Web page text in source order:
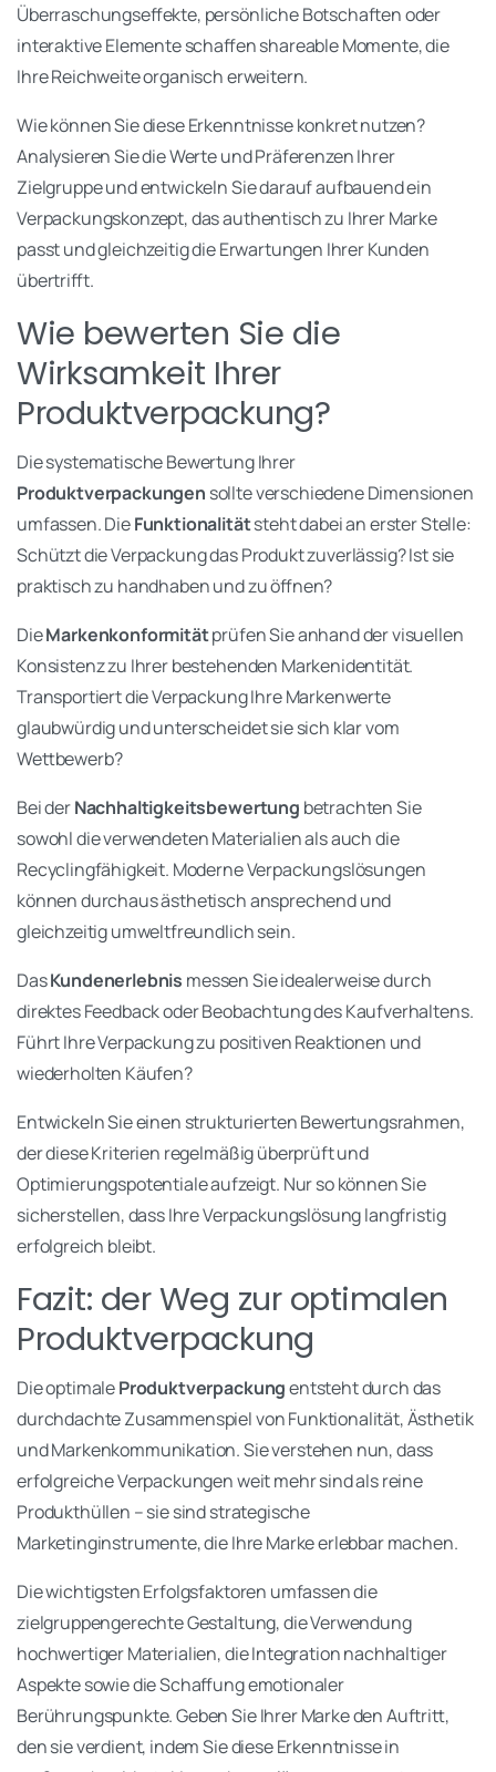
Überraschungseffekte, persönliche Botschaften oder
interaktive Elemente schaffen shareable Momente, die
Ihre Reichweite organisch erweitern.
Wie können Sie diese Erkenntnisse konkret nutzen?
Analysieren Sie die Werte und Präferenzen Ihrer
Zielgruppe und entwickeln Sie darauf aufbauend ein
Verpackungskonzept, das authentisch zu Ihrer Marke
passt und gleichzeitig die Erwartungen Ihrer Kunden
übertrifft.
Wie bewerten Sie die
Wirksamkeit Ihrer
Produktverpackung?
Die systematische Bewertung Ihrer
Produktverpackungen sollte verschiedene Dimensionen
umfassen. DieFunktionalitätsteht dabei an erster Stelle:
Schützt die Verpackung das Produkt zuverlässig? Ist sie
praktisch zu handhaben und zu öffnen?
DieMarkenkonformitätprüfen Sie anhand der visuellen
Konsistenz zu Ihrer bestehenden Markenidentität.
Transportiert die Verpackung Ihre Markenwerte
glaubwürdig und unterscheidet sie sich klar vom
Wettbewerb?
Bei derNachhaltigkeitsbewertung betrachten Sie
sowohl die verwendeten Materialien als auch die
Recyclingfähigkeit. Moderne Verpackungslösungen
können durchaus ästhetisch ansprechend und
gleichzeitig umweltfreundlich sein.
DasKundenerlebnis messen Sie idealerweise durch
direktes Feedback oder Beobachtung des Kaufverhaltens.
Führt Ihre Verpackung zu positiven Reaktionen und
wiederholten Käufen?
Entwickeln Sie einen strukturierten Bewertungsrahmen,
der diese Kriterien regelmäßig überprüft und
Optimierungspotentiale aufzeigt. Nur so können Sie
sicherstellen, dass Ihre Verpackungslösung langfristig
erfolgreich bleibt.
Fazit: der Weg zur optimalen
Produktverpackung
Die optimaleProduktverpackungentsteht durch das
durchdachte Zusammenspiel von Funktionalität, Ästhetik
und Markenkommunikation. Sie verstehen nun, dass
erfolgreiche Verpackungen weit mehr sind als reine
Produkthüllen – sie sind strategische
Marketinginstrumente, die Ihre Marke erlebbar machen.
Die wichtigsten Erfolgsfaktoren umfassen die
zielgruppengerechte Gestaltung, die Verwendung
hochwertiger Materialien, die Integration nachhaltiger
Aspekte sowie die Schaffung emotionaler
Berührungspunkte. Geben Sie Ihrer Marke den Auftritt,
den sie verdient, indem Sie diese Erkenntnisse in